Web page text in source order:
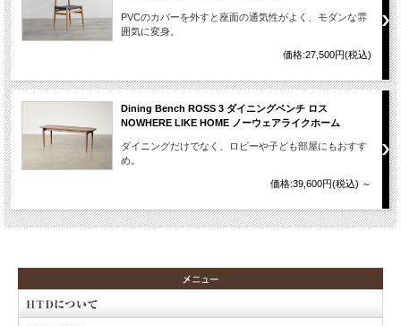
PVCのカバーを外すと座面の通気性がよく、モダンな雰
囲気に変身。
価格:27,500円(税込)
Dining Bench ROSS 3 ダイニングベンチ ロス
NOWHERE LIKE HOME ノーウェアライクホーム
ダイニングだけでなく、ロビーや子ども部屋にもおすす
め。
価格:39,600円(税込) ～